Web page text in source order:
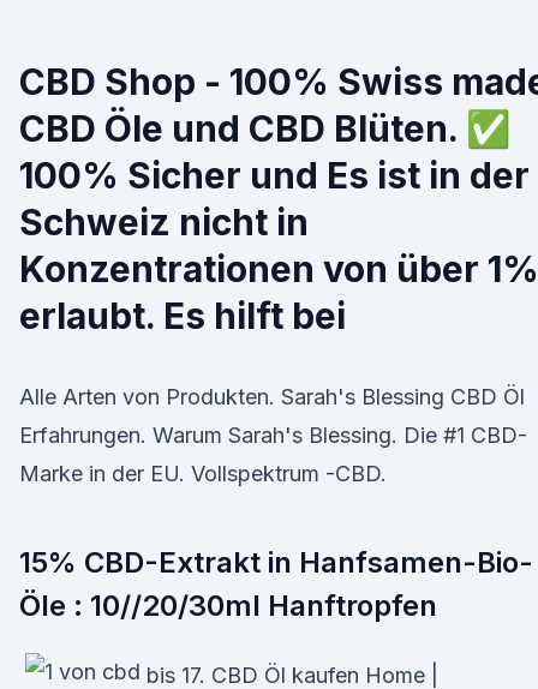
CBD Shop - 100% Swiss
CBD Öle und CBD Blüten. ✅
100% Sicher und Es ist in der
Schweiz nicht in
Konzentrationen von über 1%
erlaubt. Es hilft bei
Alle Arten von Produkten. Sarah's Blessing CBD Öl
Erfahrungen. Warum Sarah's Blessing. Die #1 CBD-
Marke in der EU. Vollspektrum -CBD.
15% CBD-Extrakt in Hanfsamen-Bio-
Öle : 10//20/30ml Hanftropfen
bis 17. CBD Öl kaufen Home |